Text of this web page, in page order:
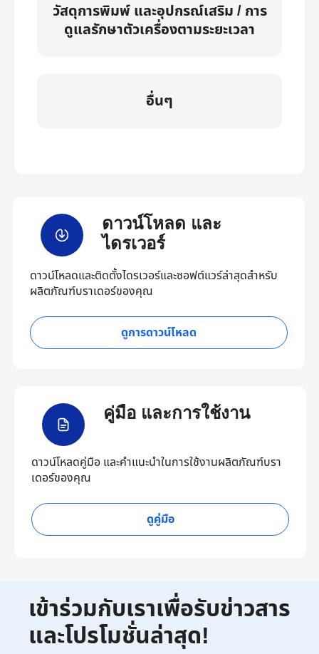
วัสดุการพิมพ์ และอุปกรณ์เสริม / การ
ดูแลรักษาตัวเครื่องตามระยะเวลา
อื่นๆ
ดาวน์โหลด และ
ไดรเวอร์
ดาวน์โหลดและติดตั้งไดรเวอร์และซอฟต์แวร์ล่าสุดสำหรับ
ผลิตภัณฑ์บราเดอร์ของคุณ
ดูการดาวน์โหลด
คู่มือ และการใช้งาน
ดาวน์โหลดคู่มือ และคำแนะนำในการใช้งานผลิตภัณฑ์บรา
เดอร์ของคุณ
ดูคู่มือ
เข้าร่วมกับเราเพื่อรับข่าวสาร
และโปรโมชั่นล่าสุด!